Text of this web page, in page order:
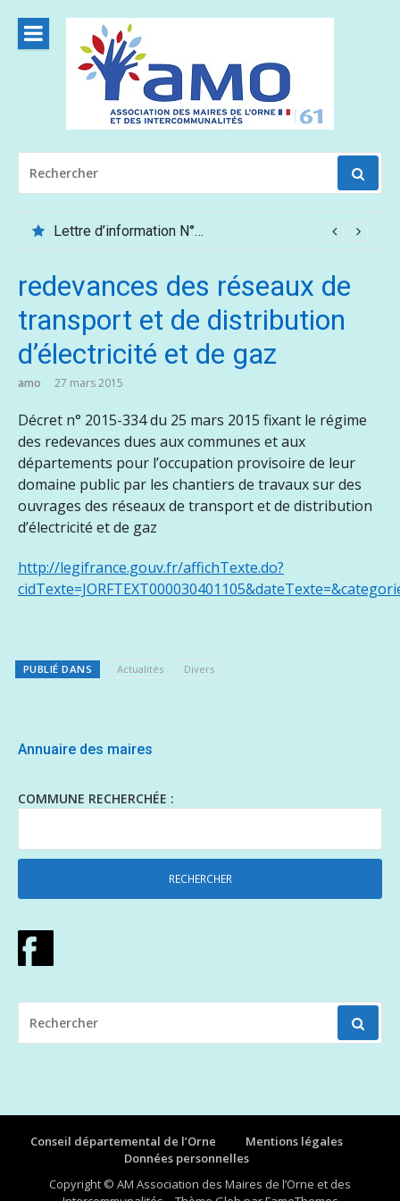
contenu
POUR
:
Lettre d’information N°62 – Mai /Juin 2026
redevances des réseaux de
transport et de distribution
d’électricité et de gaz
amo 27 mars 2015
Décret n° 2015-334 du 25 mars 2015 fixant le régime
des redevances dues aux communes et aux
départements pour l’occupation provisoire de leur
domaine public par les chantiers de travaux sur des
ouvrages des réseaux de transport et de distribution
d’électricité et de gaz
http://legifrance.gouv.fr/affichTexte.do?
PUBLIÉ DANS Actualités Divers
Annuaire des maires
COMMUNE RECHERCHÉE :
POUR
:
Conseil départemental de l’Orne
Mentions légales
Données personnelles
Copyright © AM Association des Maires de l’Orne et des